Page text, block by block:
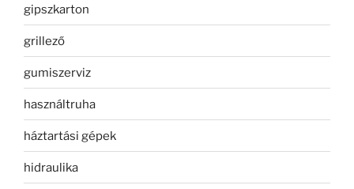
gipszkarton
grillező
gumiszerviz
használtruha
háztartási gépek
hidraulika